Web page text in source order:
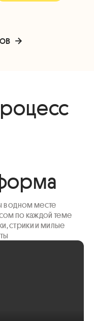
в одном месте
по каждой теме
стрики и милые